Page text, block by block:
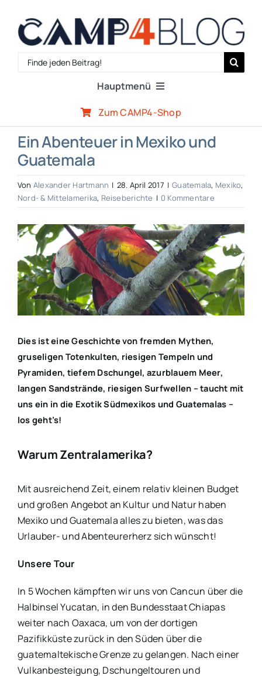
Inhalt
springen
Search
Hauptmenü
Reiseberichte
Outdoor-Szene
CAMP4-Team
Zum CAMP4-Shop
Ein Abenteuer in Mexiko und
Guatemala
Von Alexander Hartmann | 28. April 2017 | Guatemala, Mexiko,
Nord- & Mittelamerika, Reiseberichte | 0 Kommentare
Zeige
grösseres
Bild
Dies ist eine Geschichte von fremden Mythen,
gruseligen Totenkulten, riesigen Tempeln und
Pyramiden, tiefem Dschungel, azurblauem Meer,
langen Sandstrände, riesigen Surfwellen – taucht mit
uns ein in die Exotik Südmexikos und Guatemalas –
los geht’s!
Warum Zentralamerika?
Mit ausreichend Zeit, einem relativ kleinen Budget
und großen Angebot an Kultur und Natur haben
Mexiko und Guatemala alles zu bieten, was das
Urlauber- und Abenteurerherz sich wünscht!
Unsere Tour
In 5 Wochen kämpften wir uns von Cancun über die
Halbinsel Yucatan, in den Bundesstaat Chiapas
weiter nach Oaxaca, um von der dortigen
Pazifikküste zurück in den Süden über die
guatemaltekische Grenze zu gelangen. Nach einer
Vulkanbesteigung, Dschungeltouren und